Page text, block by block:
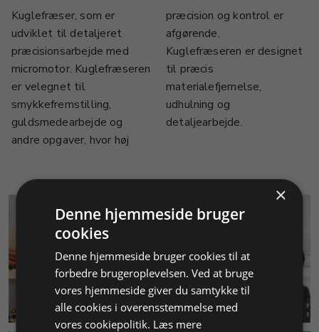
Kuglefræser, som er
udviklet til detaljeret
præcisionsarbejde med
micromotor. Kuglefræseren
er velegnet til
smykkefremstilling,
guldsmedearbejde og
andre opgaver, hvor høj
præcision og kontrol er
afgørende.
Kuglefræseren er designet
til præcis
materialefjernelse,
udhulning og
detaljearbejde.
KUNDESERVICE
×
Denne hjemmeside bruger
cookies
Denne hjemmeside bruger cookies til at
forbedre brugeroplevelsen. Ved at bruge
vores hjemmeside giver du samtykke til
alle cookies i overensstemmelse med
vores cookiepolitik. Læs mere